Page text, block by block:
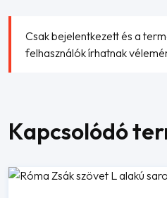
Csak bejelentkezett és a
felhasználók írhatnak
Kapcsolódó